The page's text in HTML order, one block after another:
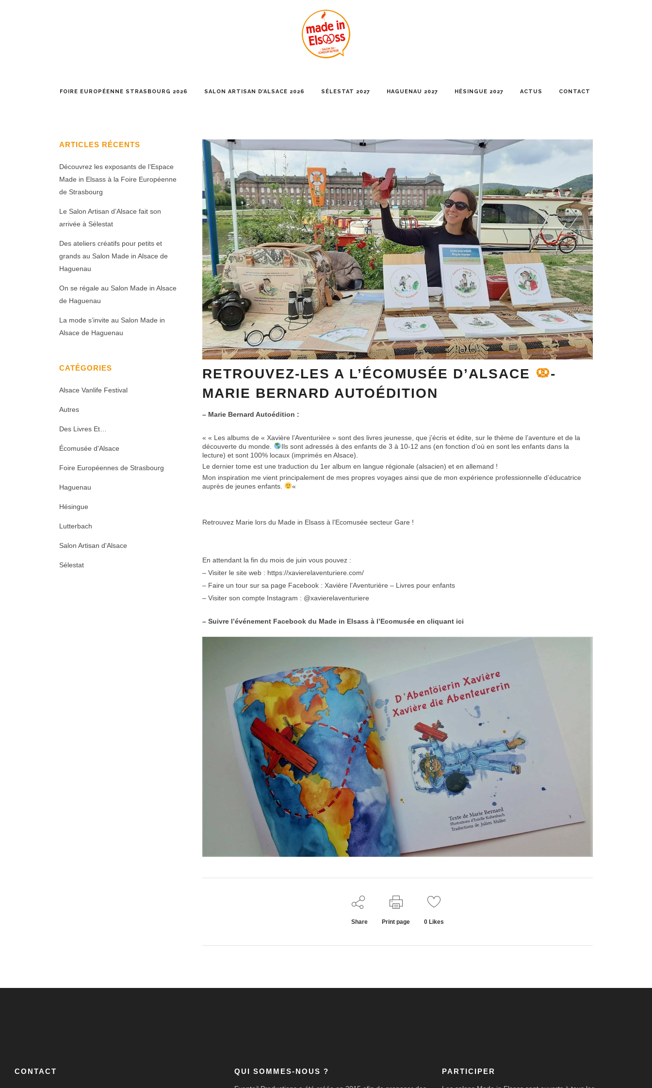
FOIRE EUROPÉENNE STRASBOURG 2026 SALON ARTISAN D’ALSACE 2026 SÉLESTAT 2027 HAGUENAU 2027 HÉSINGUE 2027 ACTUS CONTACT
ARTICLES RÉCENTS
Découvrez les exposants de l’Espace
Made in Elsass à la Foire Européenne
de Strasbourg
Le Salon Artisan d’Alsace fait son
arrivée à Sélestat
Des ateliers créatifs pour petits et
grands au Salon Made in Alsace de
Haguenau
On se régale au Salon Made in Alsace
de Haguenau
La mode s’invite au Salon Made in
Alsace de Haguenau
CATÉGORIES
Alsace Vanlife Festival
Autres
Des Livres Et…
Écomusée d'Alsace
Foire Européennes de Strasbourg
Haguenau
Hésingue
Lutterbach
Salon Artisan d'Alsace
Sélestat
RETROUVEZ-LES A L’ÉCOMUSÉE D’ALSACE
-
MARIE BERNARD AUTOÉDITION
– Marie Bernard Autoédition :
« « Les albums de « Xavière l’Aventurière » sont des livres jeunesse, que j’écris et édite, sur le thème de l’aventure et de la
découverte du monde.
Ils sont adressés à des enfants de 3 à 10-12 ans (en fonction d’où en sont les enfants dans la
lecture) et sont 100% locaux (imprimés en Alsace).
Le dernier tome est une traduction du 1er album en langue régionale (alsacien) et en allemand !
Mon inspiration me vient principalement de mes propres voyages ainsi que de mon expérience professionnelle d’éducatrice
auprès de jeunes enfants.
«
Retrouvez Marie lors du Made in Elsass à l’Ecomusée secteur Gare !
En attendant la fin du mois de juin vous pouvez :
– Visiter le site web : https://xavierelaventuriere.com/
– Faire un tour sur sa page Facebook : Xavière l’Aventurière – Livres pour enfants
– Visiter son compte Instagram : @xavierelaventuriere
– Suivre l’événement Facebook du Made in Elsass à l’Ecomusée en cliquant ici
Share Print page 0 Likes
CONTACT QUI SOMMES-NOUS ? PARTICIPER